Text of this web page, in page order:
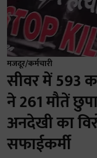
मजदूर/कर्मचारी
सीवर में 593
ने 261 मौतें
अनदेखी का
सफाईकर्मी